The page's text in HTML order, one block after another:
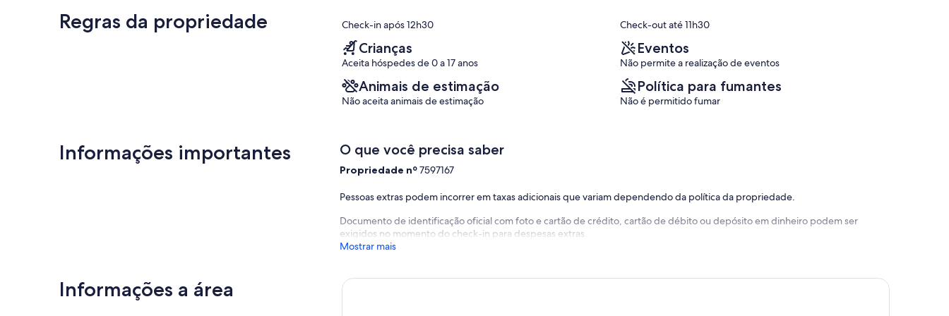
avaliações)
(28
avaliações)
Galinhas
avaliação)
Regras da propriedade Check-in após 12h30 Check-out até 11h30
Crianças
Aceita hóspedes de 0 a 17 anos
Eventos
Não permite a realização de eventos
Animais de estimação
Não aceita animais de estimação
Política para fumantes
Não é permitido fumar
Informações importantes O que você precisa saber
Propriedade nº7597167
Pessoas extras podem incorrer em taxas adicionais que variam dependendo da política da propriedade.
Documento de identificação oficial com foto e cartão de crédito, cartão de débito ou depósito em dinheiro podem ser
exigidos no momento do check-in para despesas extras.
Mostrar mais
Informações a área